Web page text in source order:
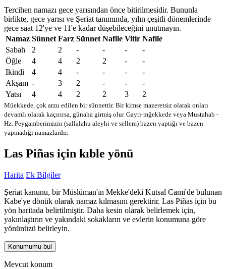
Tercihen namazı gece yarısından önce bitirilmesidir. Bununla
birlikte, gece yarısı ve Şeriat tanımında, yılın çeşitli dönemlerinde
gece saat 12'ye ve 11'e kadar düşebileceğini unutmayın.
Namaz Sünnet Farz Sünnet Nafile Vitir Nafile
Sabah
2 2 - - -
-
Öğle
4 4 2 2 -
-
Ikindi
4 4 - - -
-
Akşam - 3 2 - -
-
Yatsı
4 4 2 2 3 2
Müekkede, çok arzu edilen bir sünnettir. Bir kimse mazeretsiz olarak onları
devamlı olarak kaçırırsa, günaha girmiş olur Gayri-mğekkede veya Mustahab -
Hz. Peygamberimizin (sallalahu aleyhi ve sellem) bazen yaptığı ve bazen
yapmadığı namazlardır.
Las Piñas için kıble yönü
Harita Ek Bilgiler
Şeriat kanunu, bir Müslüman'ın Mekke'deki Kutsal Cami'de bulunan
Kabe'ye dönük olarak namaz kılmasını gerektirir. Las Piñas için bu
yön haritada belirtilmiştir. Daha kesin olarak belirlemek için,
yakınlaştırın ve yakındaki sokakların ve evlerin konumuna göre
yönünüzü belirleyin.
Konumumu bul
Mevcut konum